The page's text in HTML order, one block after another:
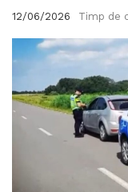
12/06/2026 Timp de